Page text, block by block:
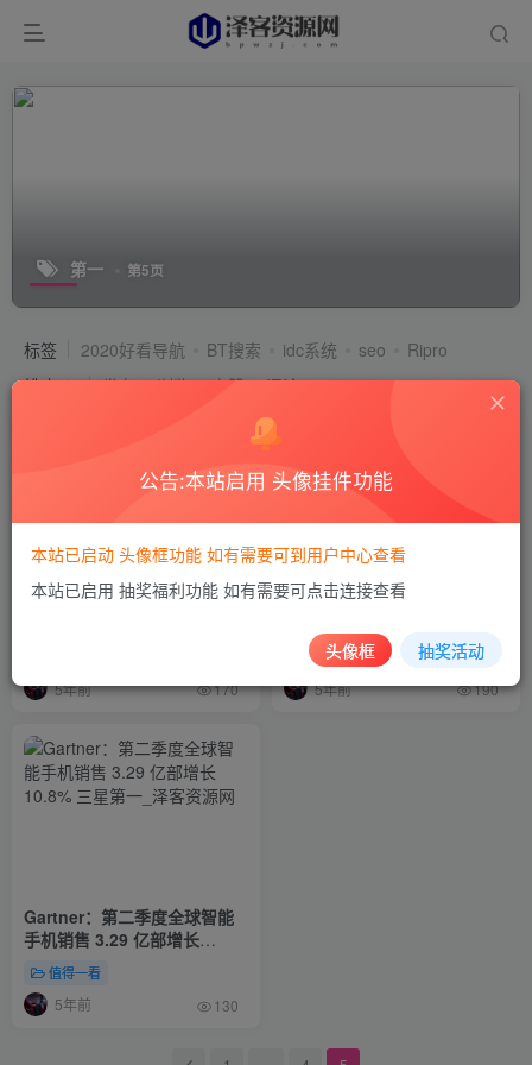
第一 第5页
标签 2020好看导航 BT搜索 idc系统 seo
Ripro
排序
发布 浏览 点赞 评论
互联网新闻早报|8月19日|星期
5年前 170
老牌游戏媒体Gamasutra更名
值得一看
5年前 190
Gartner：第二季度全球智能
手机销售 3.29 亿部增长
10.8% 三星第一
值得一看
5年前 130
公告:本站启用 头像挂件功能
本站已启动 头像框功能 如有需要可到用户中心查看
本站已启用 抽奖福利功能 如有需要可点击连接查看
头像框 抽奖活动